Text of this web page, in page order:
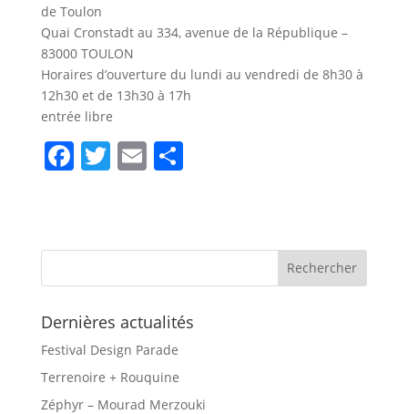
de Toulon
Quai Cronstadt au 334, avenue de la République –
83000 TOULON
Horaires d’ouverture du lundi au vendredi de 8h30 à
12h30 et de 13h30 à 17h
entrée libre
F
e
o
k
T
er
E
l
S
e
Dernières actualités
Festival Design Parade
Terrenoire + Rouquine
Zéphyr – Mourad Merzouki